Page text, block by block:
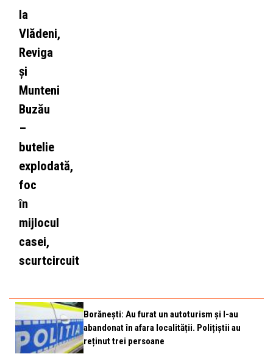
Borănești: Au furat un autoturism și l-au
abandonat în afara localității. Polițiștii au
reținut trei persoane
la
Vlădeni,
Reviga
și
Munteni
Buzău
–
butelie
explodată,
foc
în
mijlocul
casei,
scurtcircuit